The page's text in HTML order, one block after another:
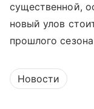
существенной,
новый улов
прошлого
Новости